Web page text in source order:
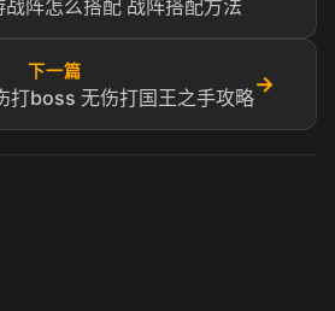
战阵怎么搭配 战阵搭配方法
下一篇
打boss 无伤打国王之手攻略
→